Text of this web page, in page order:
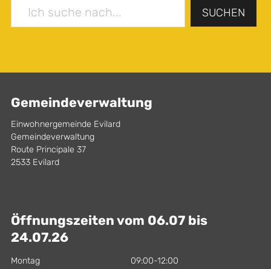
SUCHEN
Gemeindeverwaltung
Einwohnergemeinde Evilard
Gemeindeverwaltung
Route Principale 37
2533 Evilard
Öffnungszeiten vom 06.07 bis
24.07.26
Montag
09:00-12:00